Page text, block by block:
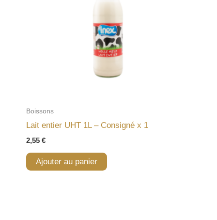
Boissons
Lait entier UHT 1L – Consigné x 1
2,55 €
Ajouter au panier